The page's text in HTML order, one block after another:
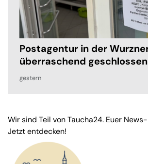
Postagentur in der
überraschend geschlossen
gestern
Wir sind Teil von Taucha24. Euer
Jetzt entdecken!